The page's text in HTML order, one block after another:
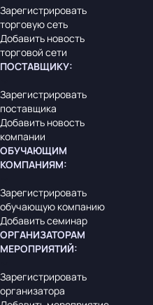
Зарегистрировать
торговую сеть
Добавить новость
торговой сети
ПОСТАВЩИКУ:
Зарегистрировать
поставщика
Добавить новость
компании
ОБУЧАЮЩИМ
КОМПАНИЯМ:
Зарегистрировать
обучающую компанию
Добавить семинар
ОРГАНИЗАТОРАМ
МЕРОПРИЯТИЙ:
Зарегистрировать
организатора